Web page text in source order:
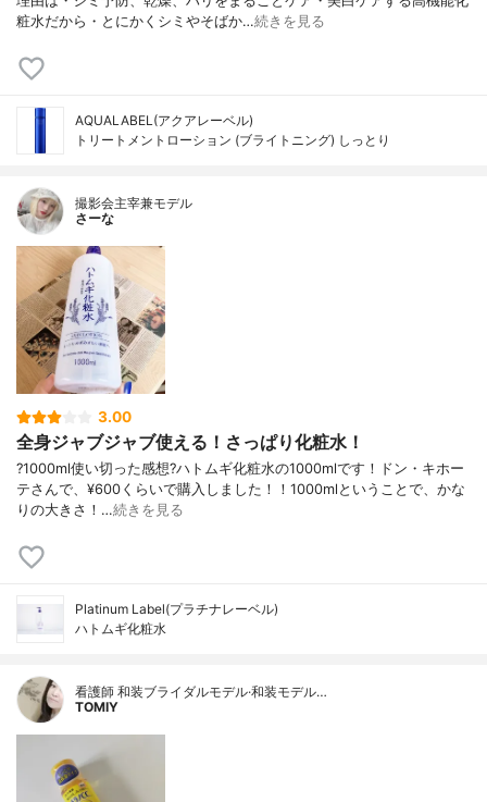
粧水だから・とにかくシミやそばか…続きを見る
AQUALABEL(アクアレーベル)
トリートメントローション (ブライトニング) しっとり
撮影会主宰兼モデル
さーな
3.00
全身ジャブジャブ使える！さっぱり化粧水！
?1000ml使い切った感想?ハトムギ化粧水の1000mlです！ドン・キホー
テさんで、¥600くらいで購入しました！！1000mlということで、かな
りの大きさ！…続きを見る
Platinum Label(プラチナレーベル)
ハトムギ化粧水
看護師 和装ブライダルモデル·和装モデル…
TOMIY